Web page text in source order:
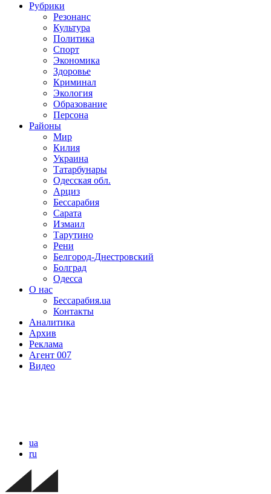
Рубрики
Резонанс
Культура
Политика
Спорт
Экономика
Здоровье
Криминал
Экология
Образование
Персона
Районы
Мир
Килия
Украина
Татарбунары
Одесская обл.
Арциз
Бессарабия
Сарата
Измаил
Тарутино
Рени
Белгород-Днестровский
Болград
Одесса
О нас
Бессарабия.ua
Контакты
Аналитика
Архив
Реклама
Агент 007
Видео
ua
ru